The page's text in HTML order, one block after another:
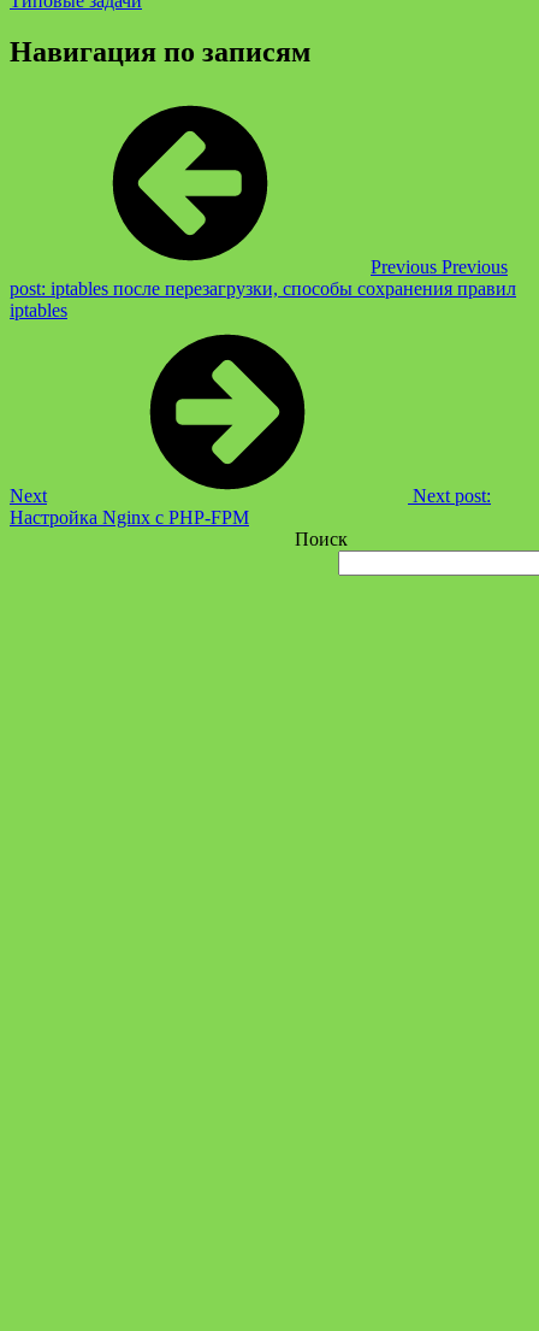
Навигация по записям
Previous Previous
post: iptables после перезагрузки, способы сохранения правил
iptables
Next
Next post:
Настройка Nginx с PHP-FPM
Поиск